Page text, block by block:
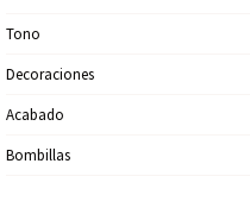
Tono
Decoraciones
Acabado
Bombillas